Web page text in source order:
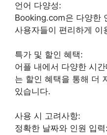
언어 다양성:
Booking.com은 다양한
사용자들이 편리하게 이
특가 및 할인 혜택:
어플 내에서 다양한 시
는 할인 혜택을 통해 더
있습니다.
사용 시 고려사항:
정확한 날짜와 인원 입력: